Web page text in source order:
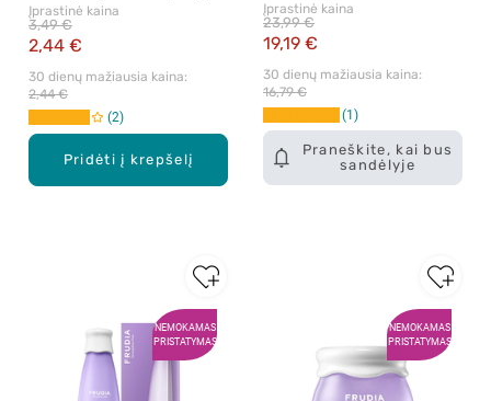
Pridėti į krepšelį
Įprastinė kaina
2,44 €
3,49 €
30 dienų mažiausia kaina:
2,44 €
2
Praneškite, kai bus
sandėlyje
Įprastinė kaina
19,19 €
23,99 €
30 dienų mažiausia kaina:
16,79 €
1
NEMOKAMAS
PRISTATYMAS
NEMOKAMAS
PRISTATYMAS